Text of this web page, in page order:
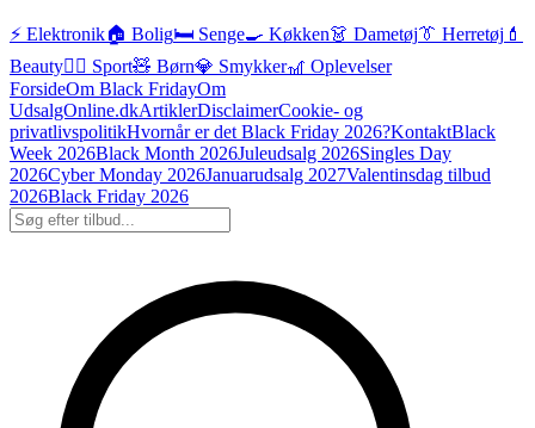
⚡ Elektronik🏠 Bolig🛏️ Senge🍳 Køkken👗 Dametøj👔 Herretøj 💄
Beauty🏃‍♂️ Sport🧸 Børn💎 Smykker🎢 Oplevelser
ForsideOm Black FridayOm
UdsalgOnline.dkArtiklerDisclaimerCookie- og
privatlivspolitikHvornår er det Black Friday 2026?KontaktBlack
Week 2026Black Month 2026Juleudsalg 2026Singles Day
2026Cyber Monday 2026Januarudsalg 2027Valentinsdag tilbud
2026Black Friday 2026